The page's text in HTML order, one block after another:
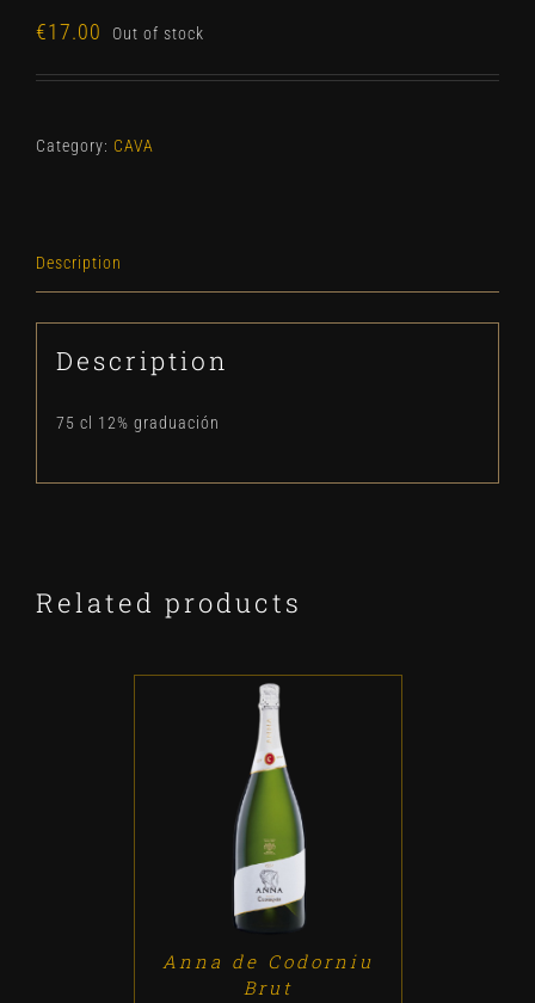
€17.00 Out of stock
Category: CAVA
Description
Description
75 cl 12% graduación
Related products
ADD TO CART DETALLES
Anna de Codorniu
Brut